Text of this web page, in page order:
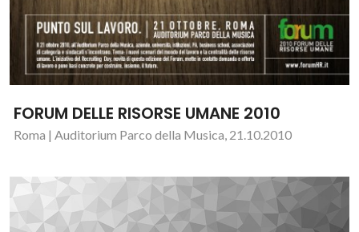
FORUM DELLE RISORSE UMANE 2010
Roma | Auditorium Parco della Musica, 21.10.2010